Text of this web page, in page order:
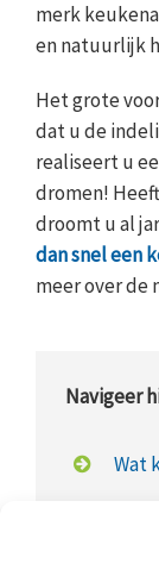
merk
en natuurlijk
Het grote
dat u de
realiseert u
dromen!
droomt u al
dan snel een
meer over de
Navigeer
Wat